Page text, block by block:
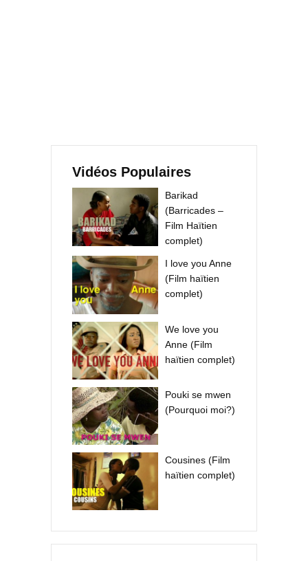
Vidéos Populaires
Barikad
(Barricades –
Film Haïtien
complet)
I love you Anne
(Film haïtien
complet)
We love you
Anne (Film
haïtien complet)
Pouki se mwen
(Pourquoi moi?)
Cousines (Film
haïtien complet)